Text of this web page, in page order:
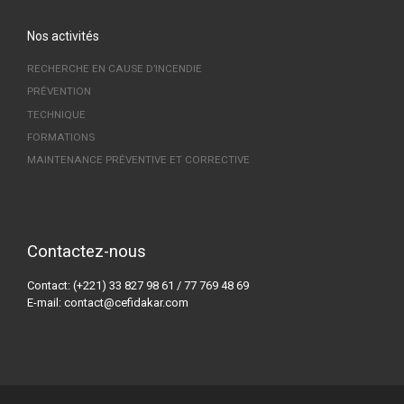
Nos activités
RECHERCHE EN CAUSE D’INCENDIE
PRÉVENTION
TECHNIQUE
FORMATIONS
MAINTENANCE PRÉVENTIVE ET CORRECTIVE
Contactez-nous
Contact: (+221) 33 827 98 61 / 77 769 48 69
E-mail: contact@cefidakar.com